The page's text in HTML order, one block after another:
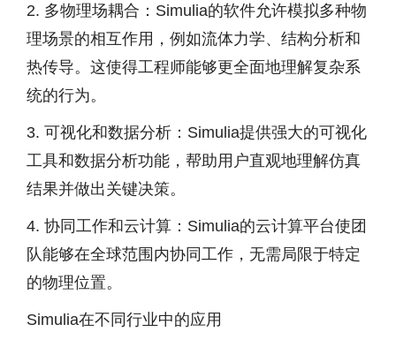
2. 多物理场耦合：Simulia的软件允许模拟多种物
理场景的相互作用，例如流体力学、结构分析和
热传导。这使得工程师能够更全面地理解复杂系
统的行为。
3. 可视化和数据分析：Simulia提供强大的可视化
工具和数据分析功能，帮助用户直观地理解仿真
结果并做出关键决策。
4. 协同工作和云计算：Simulia的云计算平台使团
队能够在全球范围内协同工作，无需局限于特定
的物理位置。
Simulia在不同行业中的应用